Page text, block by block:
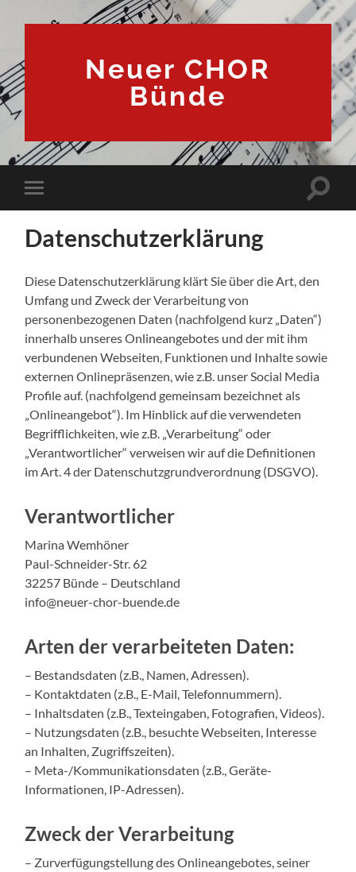
Neuer CHOR
Bünde
Mobile-
Menü
ein-/ausblenden
Datenschutzerklärung
Diese Datenschutzerklärung klärt Sie über die Art, den
Umfang und Zweck der Verarbeitung von
personenbezogenen Daten (nachfolgend kurz „Daten“)
innerhalb unseres Onlineangebotes und der mit ihm
verbundenen Webseiten, Funktionen und Inhalte sowie
externen Onlinepräsenzen, wie z.B. unser Social Media
Profile auf. (nachfolgend gemeinsam bezeichnet als
„Onlineangebot“). Im Hinblick auf die verwendeten
Begrifflichkeiten, wie z.B. „Verarbeitung“ oder
„Verantwortlicher“ verweisen wir auf die Definitionen
im Art. 4 der Datenschutzgrundverordnung (DSGVO).
Verantwortlicher
Marina Wemhöner
Paul-Schneider-Str. 62
32257 Bünde – Deutschland
info@neuer-chor-buende.de
Arten der verarbeiteten Daten:
– Bestandsdaten (z.B., Namen, Adressen).
– Kontaktdaten (z.B., E-Mail, Telefonnummern).
– Inhaltsdaten (z.B., Texteingaben, Fotografien, Videos).
– Nutzungsdaten (z.B., besuchte Webseiten, Interesse
an Inhalten, Zugriffszeiten).
– Meta-/Kommunikationsdaten (z.B., Geräte-
Informationen, IP-Adressen).
Zweck der Verarbeitung
– Zurverfügungstellung des Onlineangebotes, seiner